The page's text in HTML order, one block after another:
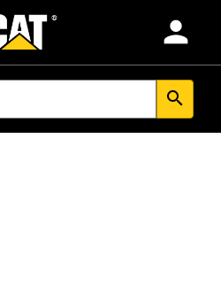
person
search